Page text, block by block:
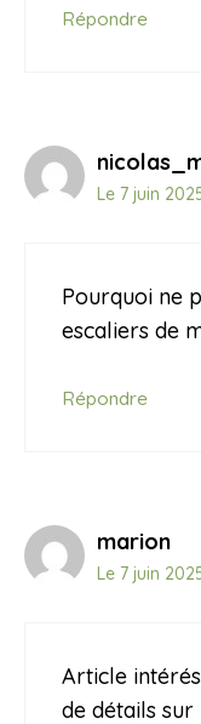
Répondre
Le 7 juin
Pourquoi ne
escaliers de
Répondre
marion
Le 7 juin
Article
de détails sur